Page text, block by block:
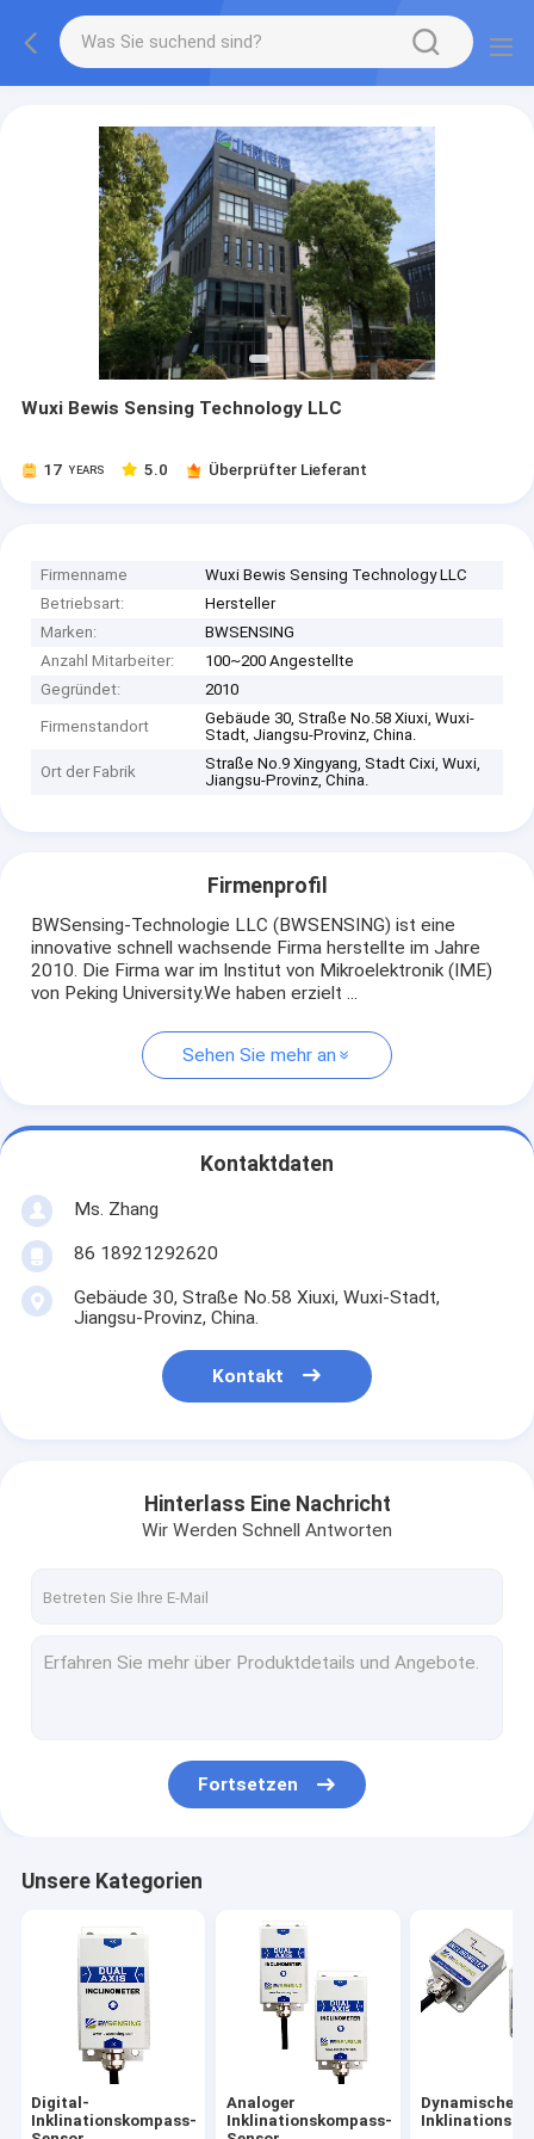
Wuxi Bewis Sensing Technology LLC
17 YEARS 5.0 Überprüfter Lieferant
Firmenname
Wuxi Bewis Sensing Technology LLC
Betriebsart:
Hersteller
Marken:
BWSENSING
Anzahl Mitarbeiter:
100~200 Angestellte
Gegründet:
2010
Firmenstandort
Gebäude 30, Straße No.58 Xiuxi, Wuxi-
Stadt, Jiangsu-Provinz, China.
Ort der Fabrik
Straße No.9 Xingyang, Stadt Cixi, Wuxi,
Jiangsu-Provinz, China.
Firmenprofil
BWSensing-Technologie LLC (BWSENSING) ist eine
innovative schnell wachsende Firma herstellte im Jahre
2010. Die Firma war im Institut von Mikroelektronik (IME)
von Peking University.We haben erzielt ...
Sehen Sie mehr an
Kontaktdaten
Ms. Zhang
86 18921292620
Gebäude 30, Straße No.58 Xiuxi, Wuxi-Stadt,
Jiangsu-Provinz, China.
Kontakt
Hinterlass Eine Nachricht
Wir Werden Schnell Antworten
Fortsetzen
Unsere Kategorien
Digital-
Inklinationskompass-
Analoger
Inklinationskompass-
Dynamischer